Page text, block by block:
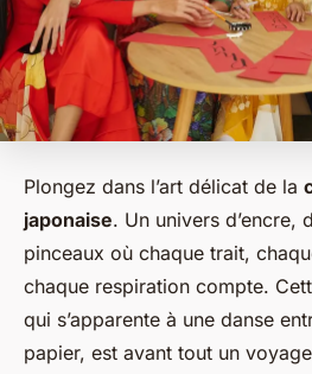
Plongez dans l’art délicat de la
japonaise. Un univers d’encre,
pinceaux où chaque trait,
chaque respiration compte.
qui s’apparente à une danse
papier, est avant tout un